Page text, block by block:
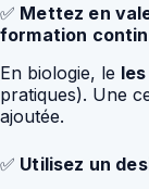
✅ Mettez en
formation
En biologie, le
pratiques). Une
ajoutée.
✅ Utilisez un